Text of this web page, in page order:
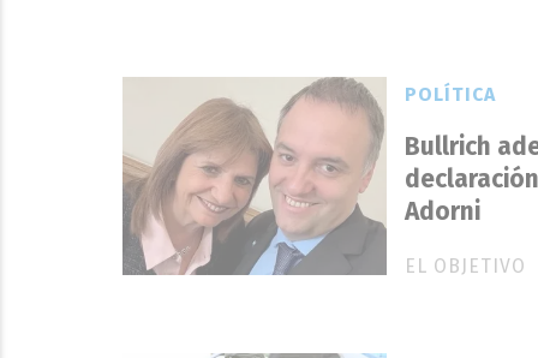
Bullrich
Adorni
EL OBJETIVO
POLÍTICA